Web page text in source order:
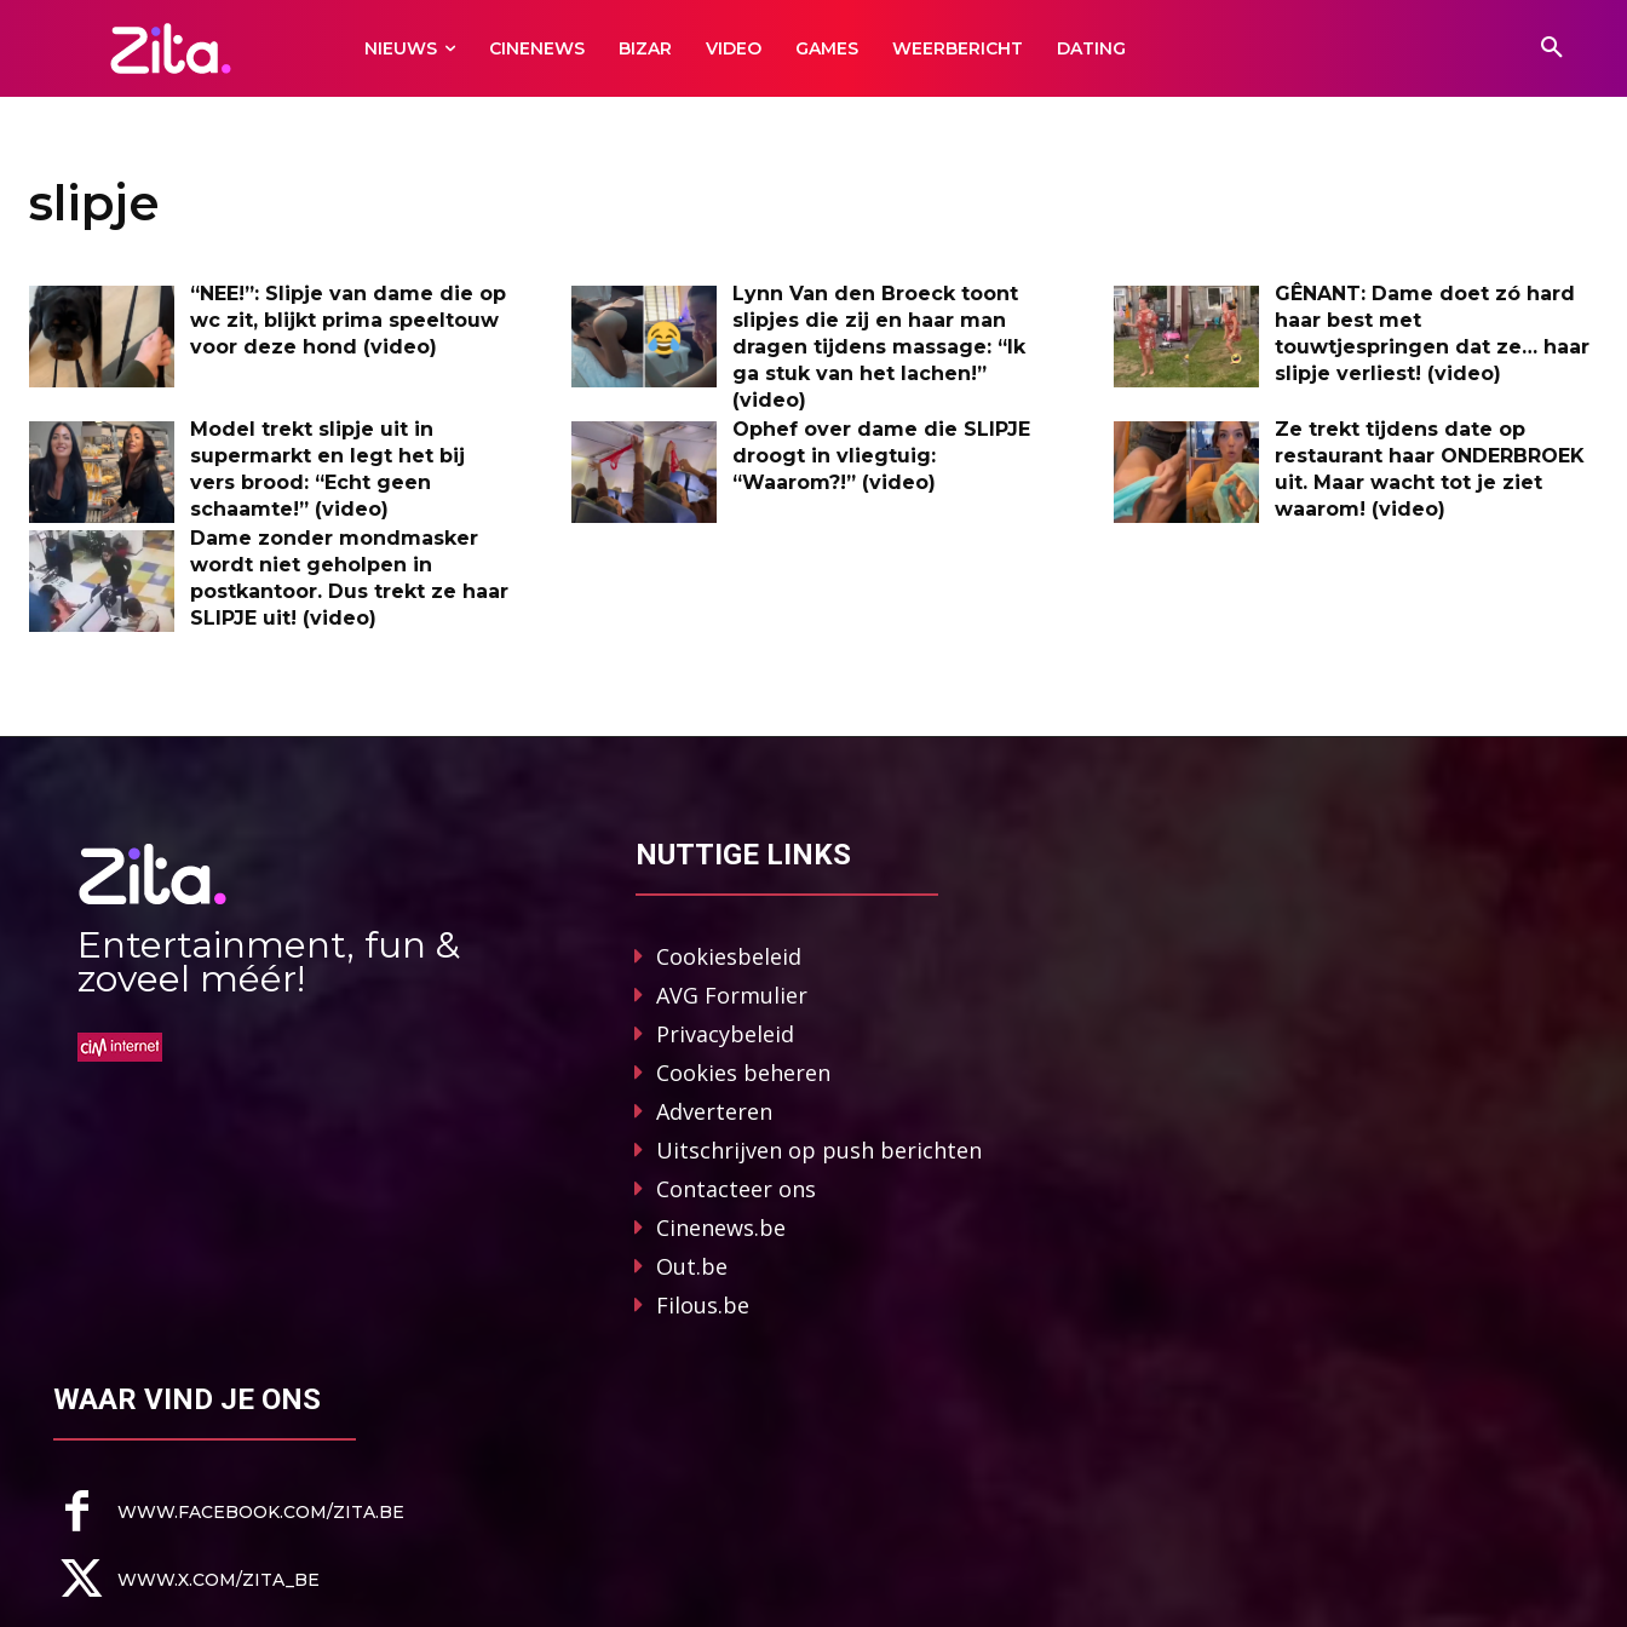
NIEUWS CINENEWS BIZAR VIDEO GAMES WEERBERICHT DATING
slipje
“NEE!”: Slipje van dame die op
wc zit, blijkt prima speeltouw
voor deze hond (video)
Lynn Van den Broeck toont
slipjes die zij en haar man
dragen tijdens massage: “Ik
ga stuk van het lachen!”
(video)
GÊNANT: Dame doet zó hard
haar best met
touwtjespringen dat ze… haar
slipje verliest! (video)
Model trekt slipje uit in
supermarkt en legt het bij
vers brood: “Echt geen
schaamte!” (video)
Ophef over dame die SLIPJE
droogt in vliegtuig:
“Waarom?!” (video)
Ze trekt tijdens date op
restaurant haar ONDERBROEK
uit. Maar wacht tot je ziet
waarom! (video)
Dame zonder mondmasker
wordt niet geholpen in
postkantoor. Dus trekt ze haar
SLIPJE uit! (video)
Entertainment, fun &
zoveel méér!
NUTTIGE LINKS
Cookiesbeleid
AVG Formulier
Privacybeleid
Cookies beheren
Adverteren
Uitschrijven op push berichten
Contacteer ons
Cinenews.be
Out.be
Filous.be
WAAR VIND JE ONS
WWW.FACEBOOK.COM/ZITA.BE
WWW.X.COM/ZITA_BE